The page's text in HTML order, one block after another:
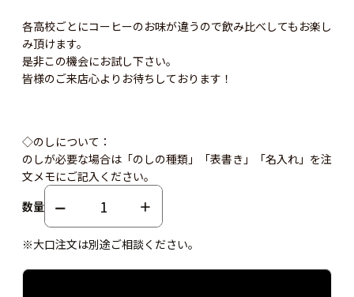
各高校ごとにコーヒーのお味が違うので飲み比べしてもお楽し
み頂けます。
是非この機会にお試し下さい。
皆様のご来店心よりお待ちしております！
◇のしについて：
のしが必要な場合は「のしの種類」「表書き」「名入れ」を注
文メモにご記入ください。
数量
※大口注文は別途ご相談ください。